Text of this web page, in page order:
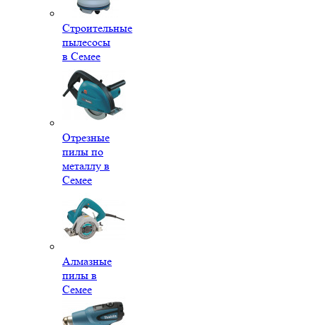
Строительные
пылесосы
в Семее
Отрезные
пилы по
металлу в
Семее
Алмазные
пилы в
Семее